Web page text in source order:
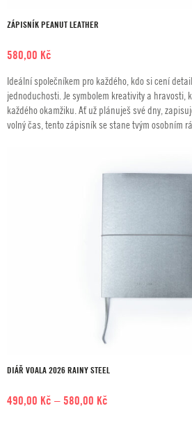
ZÁPISNÍK PEANUT LEATHER
580,00 Kč
Ideální společníkem pro každého, kdo si cení
jednoduchosti. Je symbolem kreativity a hravosti,
každého okamžiku. Ať už plánuješ své dny,
volný čas, tento zápisník se stane tvým osobním
DIÁŘ VOALA 2026 RAINY STEEL
490,00 Kč –580,00 Kč